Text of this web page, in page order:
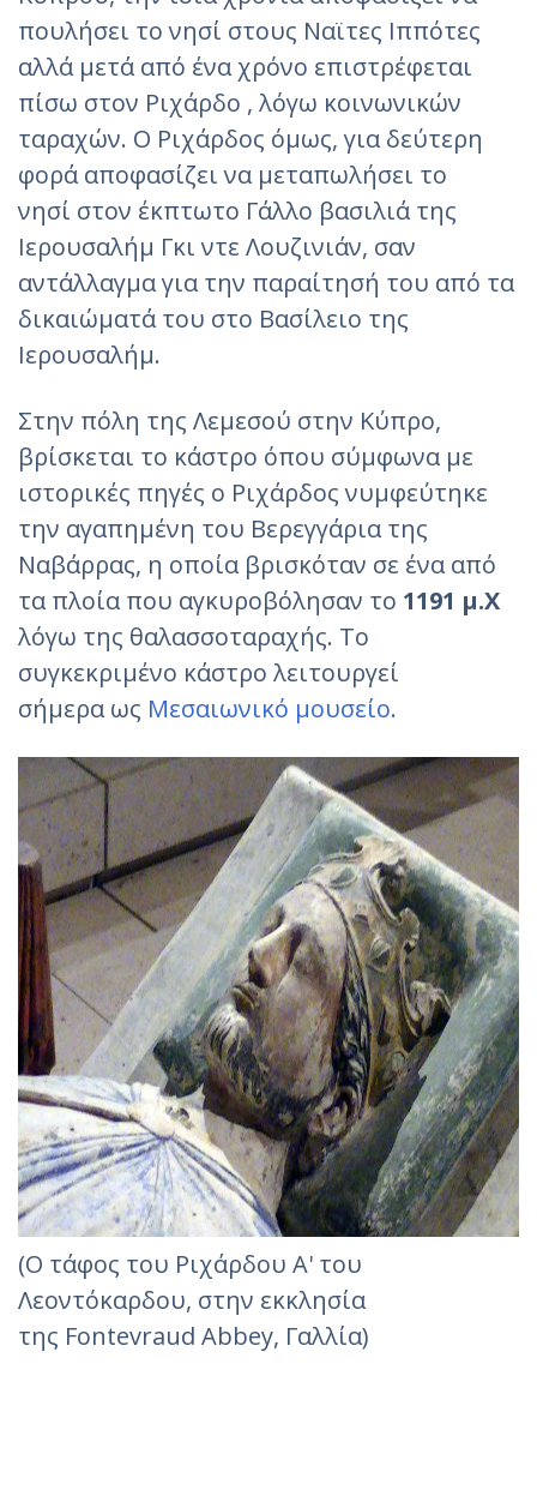
πουλήσει το νησί στους Ναϊτες Ιππότες
αλλά μετά από ένα χρόνο επιστρέφεται
πίσω στον Ριχάρδο , λόγω κοινωνικών
ταραχών. Ο Ριχάρδος όμως, για δεύτερη
φορά αποφασίζει να μεταπωλήσει το
νησί στον έκπτωτο Γάλλο βασιλιά της
Ιερουσαλήμ Γκι ντε Λουζινιάν, σαν
αντάλλαγμα για την παραίτησή του από τα
δικαιώματά του στο Βασίλειο της
Ιερουσαλήμ.
Στην πόλη της Λεμεσού στην Κύπρο,
βρίσκεται το κάστρο όπου σύμφωνα με
ιστορικές πηγές ο Ριχάρδος νυμφεύτηκε
την αγαπημένη του Βερεγγάρια της
Ναβάρρας, η οποία βρισκόταν σε ένα από
τα πλοία που αγκυροβόλησαν το 1191 μ.Χ
λόγω της θαλασσοταραχής. Το
συγκεκριμένο κάστρο λειτουργεί
σήμερα ως Μεσαιωνικό μουσείο.
(Ο τάφος του Ριχάρδου Α' του
Λεοντόκαρδου, στην εκκλησία
της Fontevraud Abbey, Γαλλία)